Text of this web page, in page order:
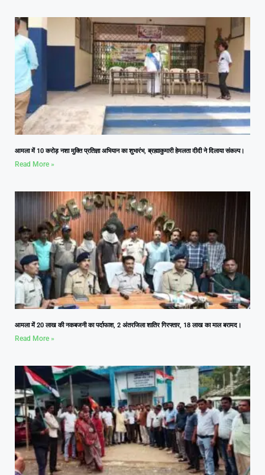
आमला में 10 करोड़ नशा मुक्ति प्रतिज्ञा अभियान का शुभारंभ, ब्रह्माकुमारी हेमलता दीदी ने दिलाया संकल्प।
Read More »
आमला में 20 लाख की नकबजनी का पर्दाफाश, 2 अंतरजिला शातिर गिरफ्तार, 18 लाख का माल बरामद।
Read More »